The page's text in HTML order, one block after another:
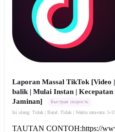
Laporan Massal TikTok [Video
balik | Mulai Instan |
Jaminan]
Быстрая скорость
Isi ulang: Tidak | Batal: Tidak | Waktu rata-rata: 5-
TAUTAN CONTOH:https://